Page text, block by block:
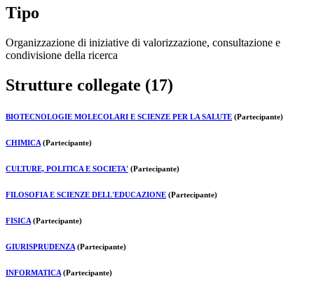
Tipo
Organizzazione di iniziative di valorizzazione, consultazione e
condivisione della ricerca
Strutture collegate (17)
BIOTECNOLOGIE MOLECOLARI E SCIENZE PER LA SALUTE (Partecipante)
CHIMICA (Partecipante)
CULTURE, POLITICA E SOCIETA' (Partecipante)
FILOSOFIA E SCIENZE DELL'EDUCAZIONE (Partecipante)
FISICA (Partecipante)
GIURISPRUDENZA (Partecipante)
INFORMATICA (Partecipante)